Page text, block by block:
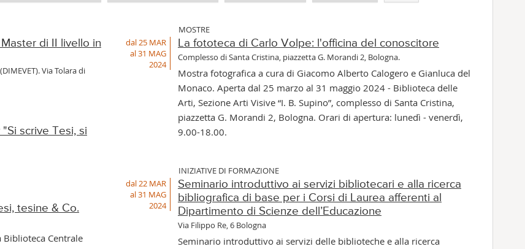
di II livello in
Via Tolara di
scrive Tesi, si
tesine & Co.
Centrale
MOSTRE
dal 25 MAR
al 31 MAG
2024
La fototeca di Carlo Volpe: l'officina del conoscitore
Complesso di Santa Cristina, piazzetta G. Morandi 2, Bologna.
Mostra fotografica a cura di Giacomo Alberto Calogero e Gianluca del
Monaco. Aperta dal 25 marzo al 31 maggio 2024 - Biblioteca delle
Arti, Sezione Arti Visive “I. B. Supino”, complesso di Santa Cristina,
piazzetta G. Morandi 2, Bologna. Orari di apertura: lunedì - venerdì,
9.00-18.00.
INIZIATIVE DI FORMAZIONE
dal 22 MAR
al 31 MAG
2024
Seminario introduttivo ai servizi bibliotecari e alla ricerca
bibliografica di base per i Corsi di Laurea afferenti al
Dipartimento di Scienze dell’Educazione
Via Filippo Re, 6 Bologna
Seminario introduttivo ai servizi delle biblioteche e alla ricerca